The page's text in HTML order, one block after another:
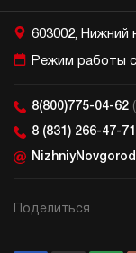
603002, Нижний
Режим работы с
8(800)775-04-62
8 (831) 266-47-71
Поделиться